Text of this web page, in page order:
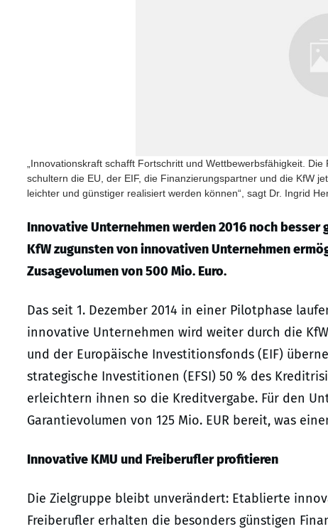
„Innovationskraft schafft Fortschritt und Wettbewerbsfähigkeit.
schultern die EU, der EIF, die Finanzierungspartner und die KfW
leichter und günstiger realisiert werden können“, sagt Dr. Ingrid
Innovative Unternehmen werden 2016 noch besser
KfW zugunsten von innovativen Unternehmen
Zusagevolumen von 500 Mio. Euro.
Das seit 1. Dezember 2014 in einer Pilotphase
innovative Unternehmen wird weiter durch die
und der Europäische Investitionsfonds (EIF)
strategische Investitionen (EFSI) 50 % des
erleichtern ihnen so die Kreditvergabe. Für den
Garantievolumen von 125 Mio. EUR bereit, was
Innovative KMU und Freiberufler profitieren
Die Zielgruppe bleibt unverändert: Etablierte
Freiberufler erhalten die besonders günstigen